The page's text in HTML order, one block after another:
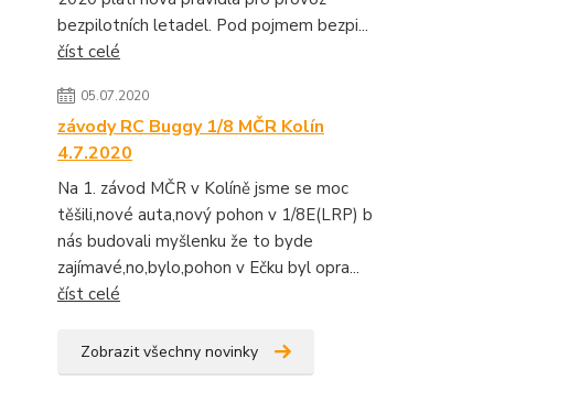
bezpilotních letadel. Pod pojmem bezpi...
číst celé
05.07.2020
závody RC Buggy 1/8 MČR Kolín
4.7.2020
Na 1. závod MČR v Kolíně jsme se moc
těšili,nové auta,nový pohon v 1/8E(LRP) b
nás budovali myšlenku že to byde
zajímavé,no,bylo,pohon v Ečku byl opra...
číst celé
Zobrazit všechny novinky